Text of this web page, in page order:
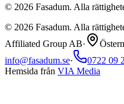
© 2026 Fasadum. Alla
© 2026 Fasadum. Alla
Affiliated Group AB·
info@fasadum.se·
0722 09
Hemsida från VIA Media